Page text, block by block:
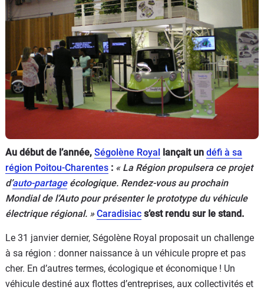
Forum
Moto
Au début de l’année, Ségolène Royal lançait un défi à sa
région Poitou-Charentes : « La Région propulsera ce projet
d’auto-partageécologique. Rendez-vous au prochain
Mondial de l’Auto pour présenter le prototype du véhicule
électrique régional. » Caradisiac s’est rendu sur le stand.
Le 31 janvier dernier, Ségolène Royal proposait un challenge
à sa région : donner naissance à un véhicule propre et pas
cher. En d’autres termes, écologique et économique ! Un
véhicule destiné aux flottes d’entreprises, aux collectivités et